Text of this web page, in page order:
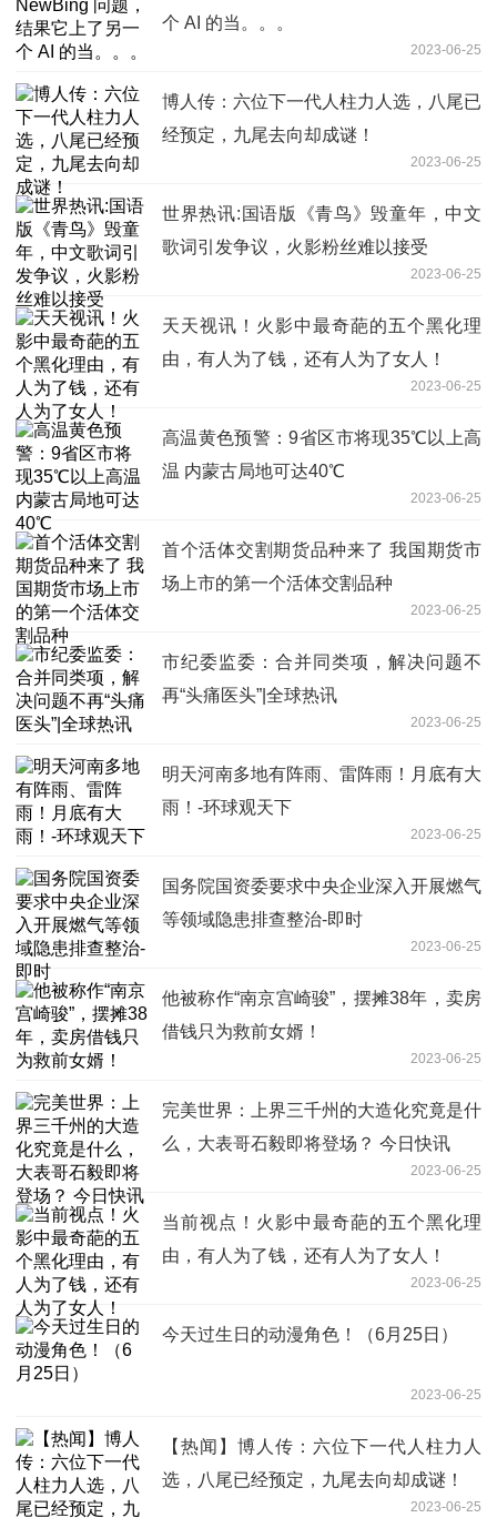
个 AI 的当。。。
2023-06-25
博人传：六位下一代人柱力人选，八尾已
经预定，九尾去向却成谜！
2023-06-25
世界热讯:国语版《青鸟》毁童年，中文
歌词引发争议，火影粉丝难以接受
2023-06-25
天天视讯！火影中最奇葩的五个黑化理
由，有人为了钱，还有人为了女人！
2023-06-25
高温黄色预警：9省区市将现35℃以上高
温 内蒙古局地可达40℃
2023-06-25
首个活体交割期货品种来了 我国期货市
场上市的第一个活体交割品种
2023-06-25
市纪委监委：合并同类项，解决问题不
再“头痛医头”|全球热讯
2023-06-25
明天河南多地有阵雨、雷阵雨！月底有大
雨！-环球观天下
2023-06-25
国务院国资委要求中央企业深入开展燃气
等领域隐患排查整治-即时
2023-06-25
他被称作“南京宫崎骏”，摆摊38年，卖房
借钱只为救前女婿！
2023-06-25
完美世界：上界三千州的大造化究竟是什
么，大表哥石毅即将登场？ 今日快讯
2023-06-25
当前视点！火影中最奇葩的五个黑化理
由，有人为了钱，还有人为了女人！
2023-06-25
今天过生日的动漫角色！（6月25日）
2023-06-25
【热闻】博人传：六位下一代人柱力人
选，八尾已经预定，九尾去向却成谜！
2023-06-25